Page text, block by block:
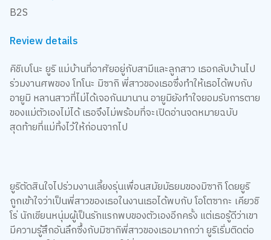
B2S
Review details
คิชิเบโนะ ยูริ แม่บ้านที่อาศัยอยู่กับสามีและลูกสาว เธอกลับบ้านไป
ร่วมงานศพของ โทโนะ มิซากิ พี่สาวของเธอซึ่งทำให้เธอได้พบกับ
อายูมิ หลานสาวที่ไม่ได้เจอกันมานาน อายูมิยังทำใจยอมรับการตาย
ของแม่ตัวเองไม่ได้ เธอจึงไม่พร้อมที่จะเปิดอ่านจดหมายฉบับ
สุดท้ายที่แม่ทิ้งไว้ให้ก่อนจากไป
ยูริตัดสินใจไปร่วมงานเลี้ยงรุ่นเพื่อนสมัยมัธยมของมิซากิ โดยยูริ
ถูกเข้าใจว่าเป็นพี่สาวของเธอในงานเธอได้พบกับ โอโตซากะ เคียวชิ
โร่ นักเขียนหนุ่มผู้เป็นรักแรกพบของตัวเองอีกครั้ง แต่เธอรู้ดีว่าเขา
มีความรู้สึกอันลึกซึ้งกับมิซากิพี่สาวของเธอมากกว่า ยูริเริ่มติดต่อ